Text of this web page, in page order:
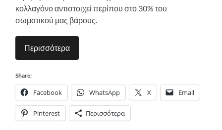
κολλαγόνο αντιστοιχεί περίπου στο 30% του
σωματικού μας βάρους.
Περισσότερα
Share:
Facebook WhatsApp X Email
Pinterest Περισσότερα